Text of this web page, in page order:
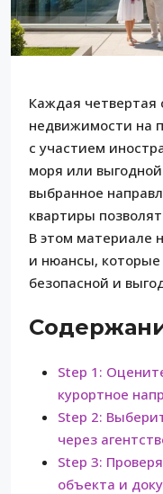
Каждая четвертая
недвижимости на
с участием
моря или
выбранное
квартиры
В этом материале
и нюансы, которые
безопасной и
Step 1:
курортное
Step 2:
через
Step 3:
объекта и